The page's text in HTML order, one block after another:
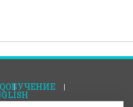
ОБУЧЕНИЕ